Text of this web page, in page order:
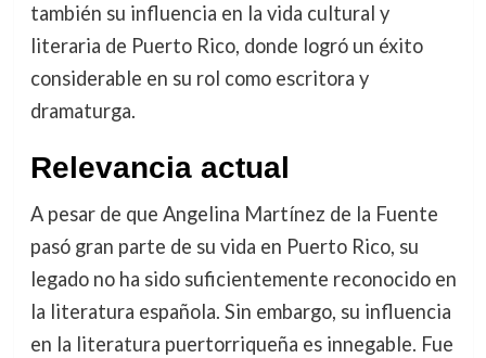
también su influencia en la vida cultural y
literaria de Puerto Rico, donde logró un éxito
considerable en su rol como escritora y
dramaturga.
Relevancia actual
A pesar de que Angelina Martínez de la Fuente
pasó gran parte de su vida en Puerto Rico, su
legado no ha sido suficientemente reconocido en
la literatura española. Sin embargo, su influencia
en la literatura puertorriqueña es innegable. Fue